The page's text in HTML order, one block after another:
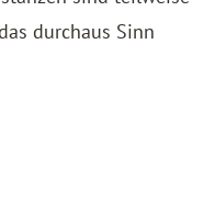
durchaus Sinn